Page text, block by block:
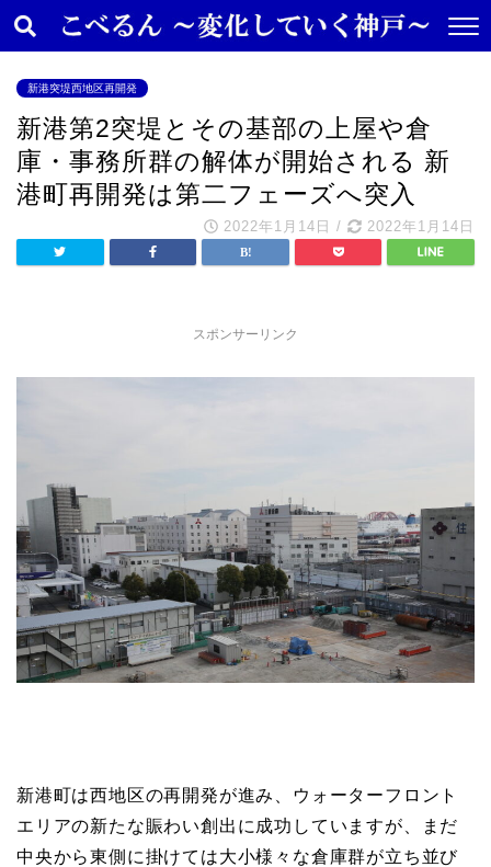
新港突堤西地区再開発
新港第2突堤とその基部の上屋や倉
庫・事務所群の解体が開始される 新
港町再開発は第二フェーズへ突入
2022年1月14日 / 2022年1月14日
スポンサーリンク
新港町は西地区の再開発が進み、ウォーターフロント
エリアの新たな賑わい創出に成功していますが、まだ
中央から東側に掛けては大小様々な倉庫群が立ち並び